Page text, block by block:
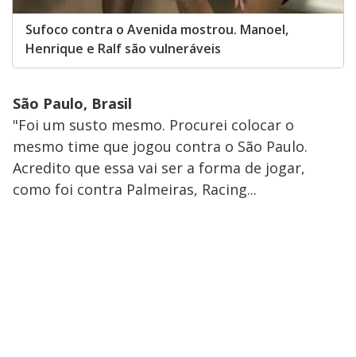
Sufoco contra o Avenida mostrou. Manoel,
Henrique e Ralf são vulneráveis
São Paulo, Brasil
"Foi um susto mesmo. Procurei colocar o
mesmo time que jogou contra o São Paulo.
Acredito que essa vai ser a forma de jogar,
como foi contra Palmeiras, Racing...